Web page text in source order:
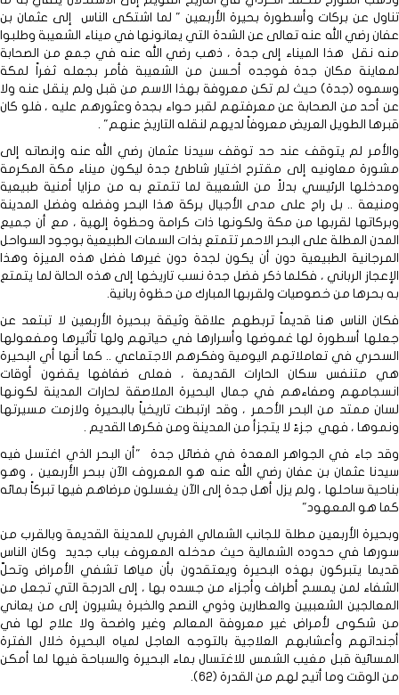
تناول عن بركات وأسطورة بحيرة الأربعين " لما اشتكى الناس إلى عثمان بن
عفان رضي الله عنه تعالى عن الشدة التي يعانونها في ميناء الشعيبة وطلبوا
منه نقل هذا الميناء إلى جدة ، ذهب رضي الله عنه في جمع من الصحابة
لمعاينة مكان جدة فوجده أحسن من الشعيبة فأمر بجعله ثغراً لمكة
وسموه (جدة) حيث لم تكن معروفة بهذا الاسم من قبل ولم ينقل عنه ولا
عن أحد من الصحابة عن معرفتهم لقبر حواء بجدة وعثورهم عليه ، فلو كان
قبرها الطويل العريض معروفاً لديهم لنقله التاريخ عنهم" .
والأمر لم يتوقف عند حد توقف سيدنا عثمان رضي الله عنه وإنصاته إلى
مشورة معاونيه إلى مقترح اختيار شاطئ جدة ليكون ميناء مكة المكرمة
ومدخلها الرئيسي بدلاً من الشعيبة لما تتمتع به من مزايا أمنية طبيعية
ومنيعة .. بل راج على مدى الأجيال بركة هذا البحر وفضله وفضل المدينة
وبركاتها لقربها من مكة ولكونها ذات كرامة وحظوة إلهية ، مع أن جميع
المدن المطلة على البحر الاحمر تتمتع بذات السمات الطبيعية بوجود السواحل
المرجانية الطبيعية دون أن يكون لجدة دون غيرها فضل هذه الميزة وهذا
الإعجاز الرباني ، فكلما ذكر فضل جدة نسب تاريخها إلى هذه الحالة لما يتمتع
به بحرها من خصوصيات ولقربها المبارك من حظوة ربانية.
فكان الناس هنا قديماً تربطهم علاقة وثيقة ببحيرة الأربعين لا تبتعد عن
جعلها أسطورة لها غموضها وأسرارها في حياتهم ولها تأثيرها ومفعولها
السحري في تعاملاتهم اليومية وفكرهم الاجتماعي .. كما أنها أي البحيرة
هي متنفس سكان الحارات القديمة ، فعلى ضفافها يقضون أوقات
انسجامهم وصفاءهم في جمال البحيرة الملاصقة لحارات المدينة لكونها
لسان ممتد من البحر الأحمر ، وقد ارتبطت تاريخياً بالبحيرة ولازمت مسيرتها
ونموها ، فهي جزءً لا يتجزأ من المدينة ومن فكرها القديم .
وقد جاء في الجواهر المعدة في فضائل جدة "أن البحر الذي اغتسل فيه
سيدنا عثمان بن عفان رضي الله عنه هو المعروف الآن ببحر الأربعين ، وهو
بناحية ساحلها ، ولم يزل أهل جدة إلى الآن يغسلون مرضاهم فيها تبركاً بمائه
كما هو المعهود"
وبحيرة الأربعين مطلة للجانب الشمالي الغربي للمدينة القديمة وبالقرب من
سورها في حدوده الشمالية حيث مدخله المعروف بباب جديد وكان الناس
قديما يتبركون بهذه البحيرة ويعتقدون بأن مياها تشفي الأمراض وتحلّ
الشفاء لمن يمسح أطراف وأجزاء من جسده بها ، إلى الدرجة التي تجعل من
المعالجين الشعبيين والعطارين وذوي النصح والخبرة يشيرون إلى من يعاني
من شكوى لأمراض غير معروفة المعالم وغير واضحة ولا علاج لها في
أجنداتهم وأعشابهم العلاجية بالتوجه العاجل لمياه البحيرة خلال الفترة
المسائية قبل مغيب الشمس للاغتسال بماء البحيرة والسباحة فيها لما أمكن
من الوقت وما أتيح لهم من القدرة (62).